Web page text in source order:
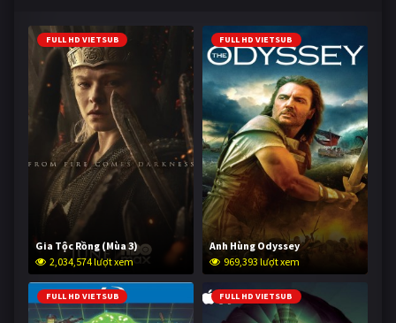
FULL HD VIETSUB
Gia Tộc Rồng (Mùa 3)
2,034,574 lượt xem
FULL HD VIETSUB
Anh Hùng Odyssey
969,393 lượt xem
FULL HD VIETSUB FULL HD VIETSUB